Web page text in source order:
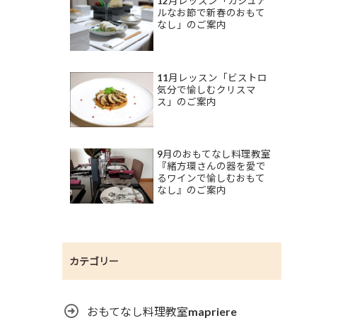
ルなお節で新春のおもて
なし」のご案内
11月レッスン「ビストロ
気分で愉しむクリスマ
ス」のご案内
9月のおもてなし料理教室
『緒方環さんの器を愛で
るワインで愉しむおもて
なし』のご案内
カテゴリー
おもてなし料理教室mapriere